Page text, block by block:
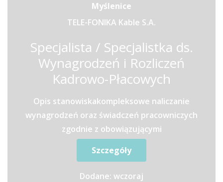
Myślenice
TELE-FONIKA Kable S.A.
Specjalista / Specjalistka ds.
Wynagrodzeń i Rozliczeń
Kadrowo-Płacowych
Opis stanowiskakompleksowe naliczanie
wynagrodzeń oraz świadczeń pracowniczych
zgodnie z obowiązującymi
przepisamiprzygotowywanie list płac oraz...
Szczegóły
Dodane: wczoraj